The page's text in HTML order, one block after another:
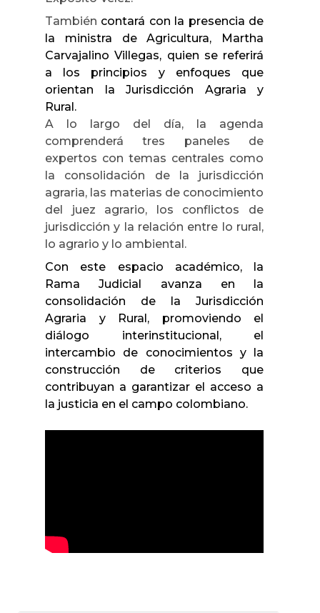
También contará con la presencia de
la ministra de Agricultura, Martha
Carvajalino Villegas, quien se referirá
a los principios y enfoques que
orientan la Jurisdicción Agraria y
Rural.
A lo largo del día, la agenda
comprenderá tres paneles de
expertos con temas centrales como
la consolidación de la jurisdicción
agraria, las materias de conocimiento
del juez agrario, los conflictos de
jurisdicción y la relación entre lo rural,
lo agrario y lo ambiental.
Con este espacio académico, la
Rama Judicial avanza en la
consolidación de la Jurisdicción
Agraria y Rural, promoviendo el
diálogo interinstitucional, el
intercambio de conocimientos y la
construcción de criterios que
contribuyan a garantizar el acceso a
la justicia en el campo colombiano.